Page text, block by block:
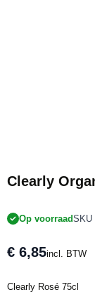
Clearly
Op voorraadSKU
€ 6,85incl. BTW
Clearly Rosé 75cl